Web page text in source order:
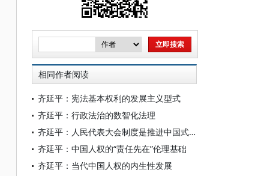
相同作者阅读
齐延平：宪法基本权利的发展主义型式
齐延平：行政法治的数智化法理
齐延平：人民代表大会制度是推进中国式现代化的好制度
齐延平：中国人权的“责任先在”伦理基础
齐延平：当代中国人权的内生性发展